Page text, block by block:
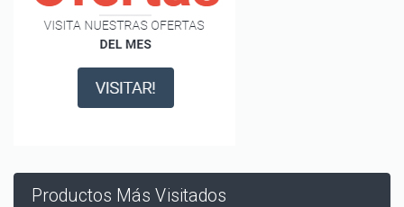
Productos Más Visitados